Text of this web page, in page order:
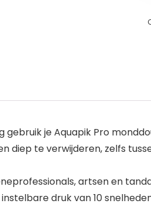
gebruik je Aquapik Pro
diep te verwijderen, zelfs
artsen en
druk van 10